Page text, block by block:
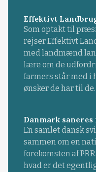
Effektivt
Som optakt til
rejser Effektivt
med landmænd
lære om de
farmers står med i
ønsker de har til
Danmark saneres
En samlet dansk
sammen om en
forekomsten af
hvad er det